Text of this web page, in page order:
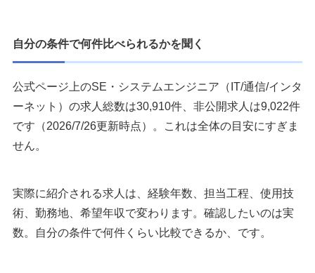
自分の条件で何件比べられるかを聞く
公式ページ上のSE・システムエンジニア（IT/通信/インタ
ーネット）の求人総数は30,910件、非公開求人は9,022件
です（2026/7/26更新時点）。これは全体の目安にすぎま
せん。
実際に紹介される求人は、経験年数、担当工程、使用技
術、勤務地、希望年収で変わります。確認したいのは実
数。自分の条件で何件くらい比較できるか、です。